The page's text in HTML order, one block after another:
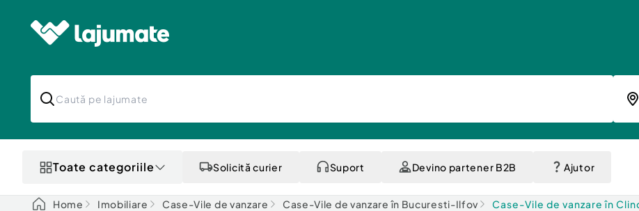
Toate categoriile Solicită curier Suport Devino partener B2B Ajutor
Home Imobiliare Case-Vile de vanzare Case-Vile de vanzare în Bucuresti-Ilfov Case-Vile de vanzare în